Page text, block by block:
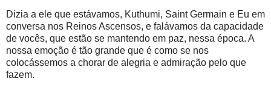
Dizia a ele que estávamos, Kuthumi, Saint Germain e Eu em
conversa nos Reinos Ascensos, e falávamos da capacidade
de vocês, que estão se mantendo em paz, nessa época. A
nossa emoção é tão grande que é como se nos
colocássemos a chorar de alegria e admiração pelo que
fazem.